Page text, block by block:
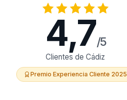
4,7/5
Clientes de Cádiz
Premio Experiencia Cliente 2025